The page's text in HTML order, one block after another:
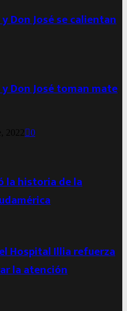
Don José se calientan
Don José toman mate
2022 0
la historia de la
Hospital Illia refuerza
la atención